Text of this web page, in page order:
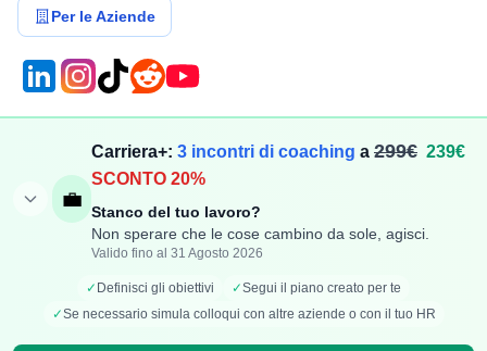
💼
Carriera+: 3 incontri di coaching a 299€ 239€
SCONTO 20%
Stanco del tuo lavoro?
Non sperare che le cose cambino da sole, agisci.
Valido fino al 31 Agosto 2026
✓ Definisci gli obiettivi ✓Segui il piano creato per te
✓Se necessario simula colloqui con altre aziende o con il tuo HR
Per le Aziende
Aggiungi Compenso
Stipendi Dipendenti
Fatturati Partite IVA
Stipendi
Classifica Aziende
Mappa Stipendi Italia